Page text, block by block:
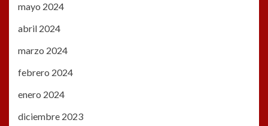
mayo 2024
abril 2024
marzo 2024
febrero 2024
enero 2024
diciembre 2023